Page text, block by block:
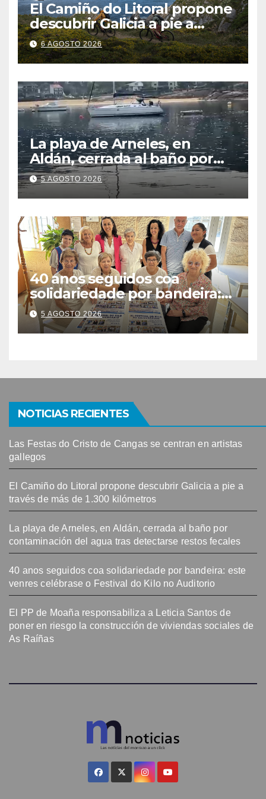
El Camiño do Litoral propone
descubrir Galicia a pie a
través de más de 1.300
kilómetros
6 AGOSTO 2026
La playa de Arneles, en
Aldán, cerrada al baño por
contaminación del agua tras
detectarse restos fecales
5 AGOSTO 2026
40 anos seguidos coa
solidariedade por bandeira:
este venres celébrase o
Festival do Kilo no Auditorio
5 AGOSTO 2026
NOTICIAS RECIENTES
Las Festas do Cristo de Cangas se centran en artistas
gallegos
El Camiño do Litoral propone descubrir Galicia a pie a
través de más de 1.300 kilómetros
La playa de Arneles, en Aldán, cerrada al baño por
contaminación del agua tras detectarse restos fecales
40 anos seguidos coa solidariedade por bandeira: este
venres celébrase o Festival do Kilo no Auditorio
El PP de Moaña responsabiliza a Leticia Santos de
poner en riesgo la construcción de viviendas sociales de
As Raíñas